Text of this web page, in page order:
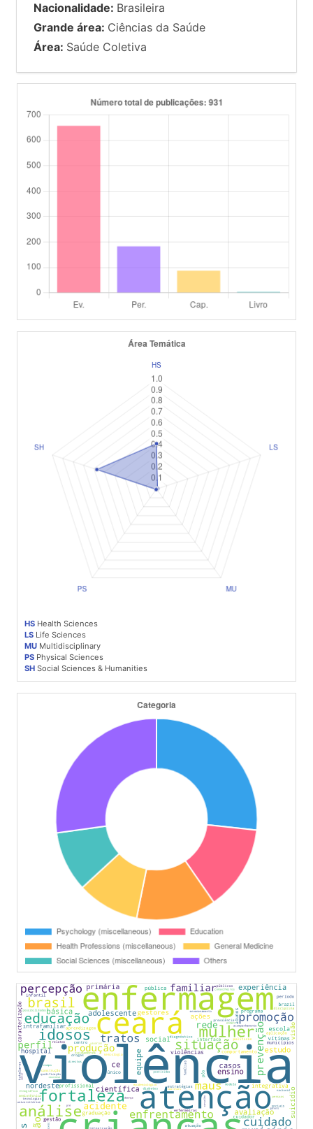
Nacionalidade: Brasileira
Grande área: Ciências da Saúde
Área: Saúde Coletiva
HS Health Sciences
LS Life Sciences
MU Multidisciplinary
PS Physical Sciences
SH Social Sciences & Humanities